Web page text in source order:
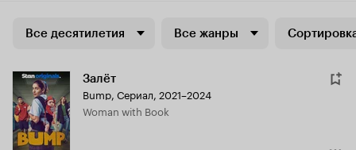
Все десятилетия Все жанры
Залёт
Bump, Сериал, 2021–2024
Woman with Book